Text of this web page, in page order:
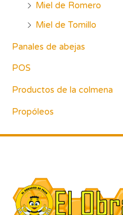
Miel de Romero
Miel de Tomillo
Panales de abejas
POS
Productos de la colmena
Propóleos